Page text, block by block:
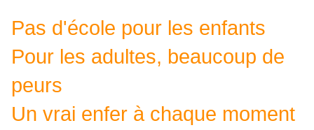
Pas d'école pour les enfants
Pour les adultes, beaucoup de
peurs
Un vrai enfer à chaque moment